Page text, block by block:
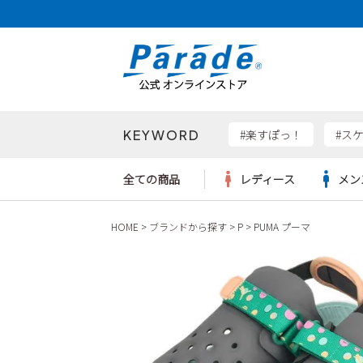
KEYWORD #楽すぽっ！ #ス
検索
全ての商品 レディース
レインシューズ
パンプス
スニーカー
ワー
ブーツ
ウェア
メ
レインシューズ
スニーカー
ビジネス・ドレスシューズ
レインシューズ
スニーカー
スクール
new
asics
瞬足
メンズ新入荷
キッズ新入荷
メンズSALE
キッズSALE
ボディバッグ
ハンドバッグ
ビジネスバッグ
ショ
財布
HOME ブランドから探す P PUMA プーマ